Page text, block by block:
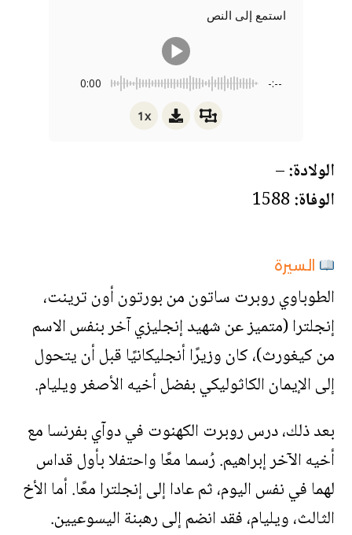
استمع إلى النص
0:00 -:--
1x
الولادة:–
الوفاة:
السيرة
الطوباوي روبرت ساتون من بورتون أون ترينت،
إنجلترا (متميز عن شهيد إنجليزي آخر بنفس الاسم
من كيغورث)، كان وزيرًا أنجليكانيًا قبل أن يتحول
إلى الإيمان الكاثوليكي بفضل أخيه الأصغر ويليام.
بعد ذلك، درس روبرت الكهنوت في دوآي بفرنسا مع
أخيه الآخر إبراهيم. رُسما معًا واحتفلا بأول قداس
لهما في نفس اليوم، ثم عادا إلى إنجلترا معًا. أما الأخ
الثالث، ويليام، فقد انضم إلى رهبنة اليسوعيين.